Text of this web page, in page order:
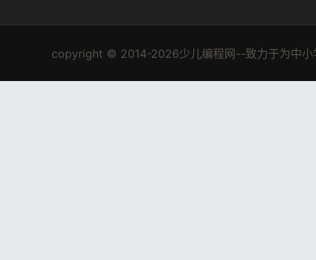
copyright © 2014-2026少儿编程网--致力于为中小